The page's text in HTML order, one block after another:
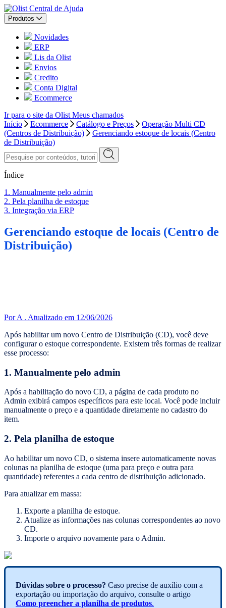
Central de Ajuda
Produtos
Novidades
ERP
Lis da Olist
Envios
Credito
Conta Digital
Ecommerce
Ir para o site da Olist Meus chamados
Início
Ecommerce Catálogo e Preços
Operação Multi CD
(Centros de Distribuição)
Gerenciando estoque de locais (Centro
de Distribuição)
Índice
1. Manualmente pelo admin
2. Pela planilha de estoque
3. Integração via ERP
Gerenciando estoque de locais (Centro de
Distribuição)
Por A . Atualizado em 12/06/2026
Após habilitar um novo Centro de Distribuição (CD), você deve
configurar o estoque correspondente. Existem três formas de realizar
esse processo:
1. Manualmente pelo admin
Após a habilitação do novo CD, a página de cada produto no
Admin exibirá campos específicos para este local. Você pode incluir
manualmente o preço e a quantidade diretamente no cadastro do
item.
2. Pela planilha de estoque
Ao habilitar um novo CD, o sistema insere automaticamente novas
colunas na planilha de estoque (uma para preço e outra para
quantidade) referentes a cada centro de distribuição adicionado.
Para atualizar em massa:
Exporte a planilha de estoque.
Atualize as informações nas colunas correspondentes ao novo
CD.
Importe o arquivo novamente para o Admin.
Dúvidas sobre o processo? Caso precise de auxílio com a
exportação ou importação do arquivo, consulte o artigo
Como preencher a planilha de produtos.